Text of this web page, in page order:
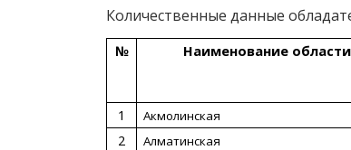
Количественные данные
№ Наименование области
1
Акмолинская
2 Алматинская